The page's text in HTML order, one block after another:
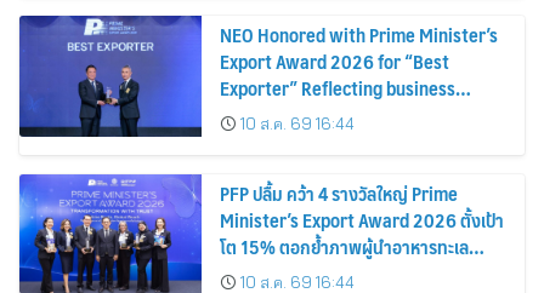
NEO Honored with Prime Minister’s
Export Award 2026 for “Best
Exporter” Reflecting business
excellence, elevating Thai products
globally
10 ส.ค. 69 16:44
PFP ปลื้ม คว้า 4 รางวัลใหญ่ Prime
Minister’s Export Award 2026 ตั้งเป้า
โต 15% ตอกย้ำภาพผู้นำอาหารทะเล
แปรรูป
10 ส.ค. 69 16:44